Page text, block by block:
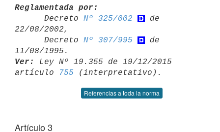
Reglamentada por:
Decreto Nº 325/002
de
22/08/2002,
      Decreto
Nº 307/995
de
Ver:
Ley Nº 19.355 de 19/12/2015
artículo
755
Referencias a toda la norma
Artículo 3